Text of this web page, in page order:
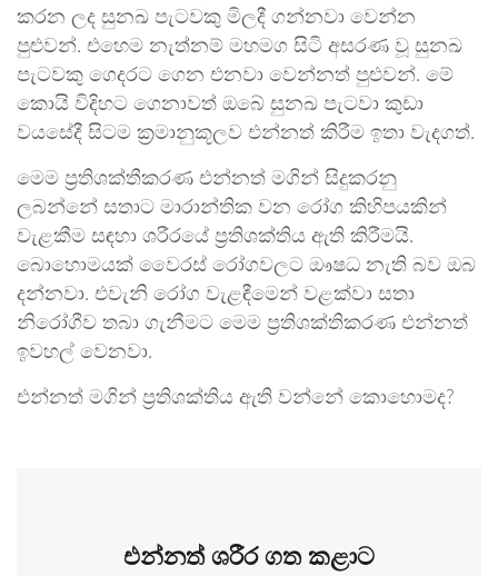
කරන ලද සුනඛ පැටවකු මිලදී ගන්නවා වෙන්න
පුළුවන්. එහෙම නැත්නම් මහමග සිටි අසරණ වූ සුනඛ
පැටවකු ගෙදරට ගෙන එනවා වෙන්නත් පුළුවන්. මේ
කොයි විදිහට ගෙනාවත් ඔබේ සුනඛ පැටවා කුඩා
වයසේදී සිටම ක්‍රමානුකූලව එන්නත් කිරීම ඉතා වැදගත්.
මෙම ප්‍රතිශක්තීකරණ එන්නත් මගින් සිදුකරනු
ලබන්නේ සතාට මාරාන්තික වන රෝග කිහිපයකින්
වැළකීම සඳහා ශරීරයේ ප්‍රතිශක්තිය ඇති කිරීමයි.
බොහොමයක් වෛරස් රෝගවලට ඖෂධ නැති බව ඔබ
දන්නවා. එවැනි රෝග වැළඳීමෙන් වළක්වා සතා
නිරෝගීව තබා ගැනීමට මෙම ප්‍රතිශක්තිකරණ එන්නත්
ඉවහල් වෙනවා.
එන්නත් මගින් ප්‍රතිශක්තිය ඇති වන්නේ කොහොමද?
එන්නත් ශරීර ගත කළාට